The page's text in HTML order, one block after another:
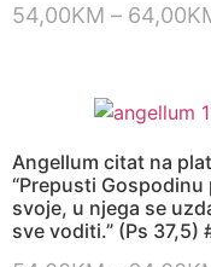
54,00KM – 64,00
Angellum citat na
“Prepusti
svoje, u njega se
sve voditi.” (Ps 37,5)